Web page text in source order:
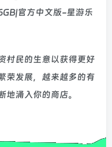
村民的生意以获得更好
荣发展，越来越多的有
涌入你的商店。